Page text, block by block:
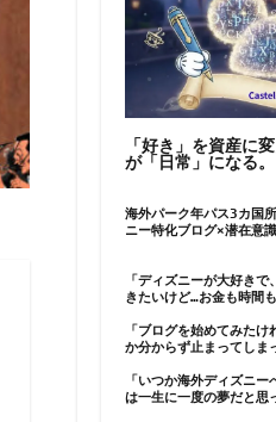
「好き」を資産に
が「日常」になる。
海外パーク年パス3カ国
ニー特化ブログ×潜在意
「ディズニーが大好き
きたいけど…お金も時間
「ブログを始めてみた
か分からず止まってしま
「いつか海外ディズニ
は一生に一度の夢だと思